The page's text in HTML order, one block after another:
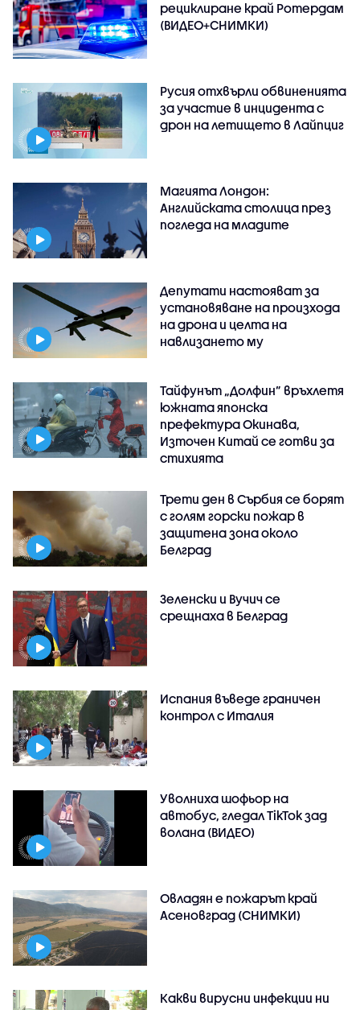
рециклиране край Ротердам
(ВИДЕО+СНИМКИ)
Русия отхвърли обвиненията
за участие в инцидента с
дрон на летището в Лайпциг
Магията Лондон:
Английската столица през
погледа на младите
Депутати настояват за
установяване на произхода
на дрона и целта на
навлизането му
Тайфунът „Долфин” връхлетя
южната японска
префектура Окинава,
Източен Китай се готви за
стихията
Трети ден в Сърбия се борят
с голям горски пожар в
защитена зона около
Белград
Зеленски и Вучич се
срещнаха в Белград
Испания въведе граничен
контрол с Италия
Уволниха шофьор на
автобус, гледал TikTok зад
волана (ВИДЕО)
Овладян е пожарът край
Асеновград (СНИМКИ)
Какви вирусни инфекции ни